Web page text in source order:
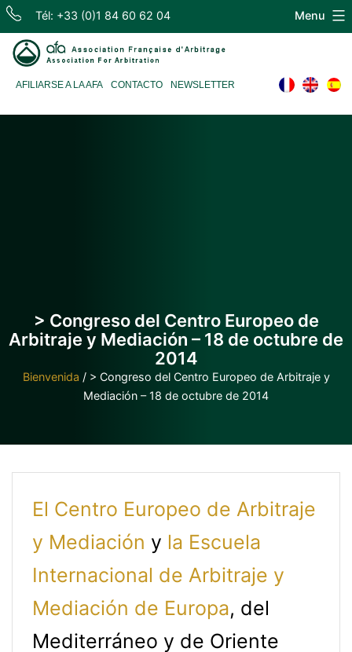
Skip
content
Tél: +33 (0)1 84 60 62 04
d'Arbitrage
AFILIARSE A LA AFA CONTACTO NEWSLETTER
Menu
> Congreso del Centro Europeo de
Arbitraje y Mediación – 18 de octubre de
2014
Bienvenida / > Congreso del Centro Europeo de Arbitraje y
Mediación – 18 de octubre de 2014
El Centro Europeo de Arbitraje
y Mediación y la Escuela
Internacional de Arbitraje y
Mediación de Europa, del
Mediterráneo y de Oriente